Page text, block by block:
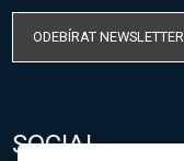
ODEBÍRAT NEWSLETTER
SOCIAL